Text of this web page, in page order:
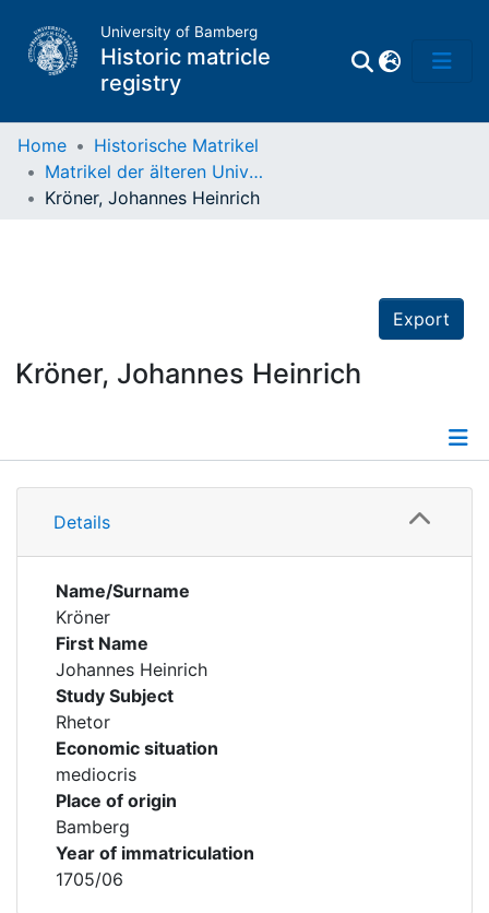
University of Bamberg
Historic matricle
registry
Matrikel
Home
Historische Matrikel
Matrikel der älteren Universität
Kröner, Johannes Heinrich
Export
Kröner, Johannes Heinrich
Details
Details
Name/Surname
Kröner
First Name
Johannes Heinrich
Study Subject
Rhetor
Economic situation
mediocris
Place of origin
Bamberg
Year of immatriculation
1705/06